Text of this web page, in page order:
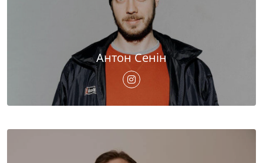
Антон Сенін